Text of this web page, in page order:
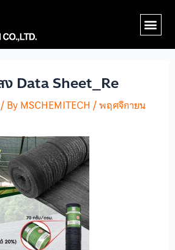
ง Data Sheet_Re
/ ByMSCHEMITECH /พฤศจิกายน